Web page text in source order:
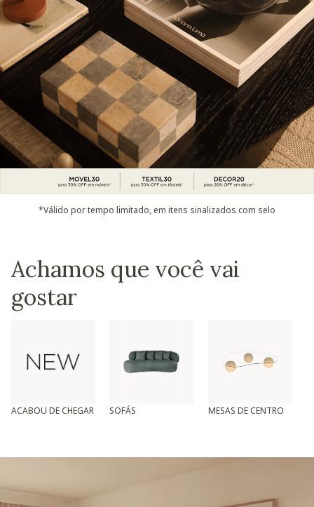
*Válido por tempo limitado, em itens sinalizados com selo
Achamos que você vai
gostar
ACABOU DE CHEGAR SOFÁS MESAS DE CENTRO